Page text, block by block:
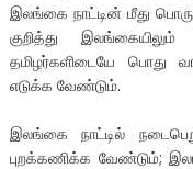
இலங்கை நாட்டின் மீது
குறித்து
தமிழர்களிடையே பொது
எடுக்க வேண்டும்.
இலங்கை நாட்டில்
புறக்கணிக்க வேண்டும்;